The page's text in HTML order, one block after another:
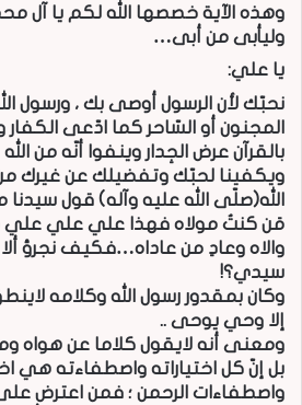
وهذه الآية خصصها الله لكم يا آل
وليأبى من أبى…
يا علي:
نحبّك لأن الرسول أوصى بك ، ورسول
المجنون أو السّاحر كما ادّعى الكفار
بالقرآن عرض الجِدار وينفوا أنّه من
ويكفينا لحبّك وتفضيلك عن غيرك
الله(صلّى الله عليه وآله) قول
مَن كنتُ مولاه فهذا علي علي علي
والاه وعادِ من عاداه…فكيف نجرؤ ألا
سيدي؟!
وكان بمقدور رسول الله وكلامه
إلا وحي يوحى ..
ومعنى أنه لايقول كلاما عن هواه
بل إنّ كل اختياراته واصطفاءته هي
واصطفاءات الرحمن ؛ فمن اعترض